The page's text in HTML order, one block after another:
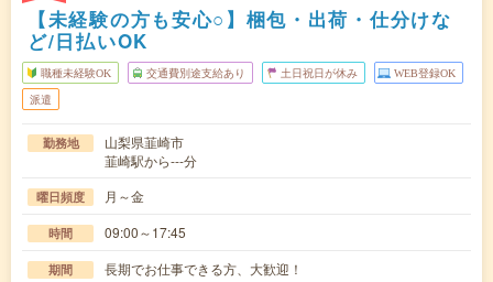
【未経験の方も安心○】梱包・出荷・仕分けな
ど/日払いOK
職種未経験OK 交通費別途支給あり 土日祝日が休み WEB登録OK
派遣
勤務地
山梨県韮崎市
韮崎駅から---分
曜日頻度 月～金
時間 09:00～17:45
期間 長期でお仕事できる方、大歓迎！